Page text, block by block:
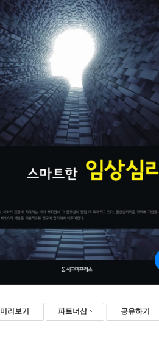
미리보기 파트너샵 공유하기